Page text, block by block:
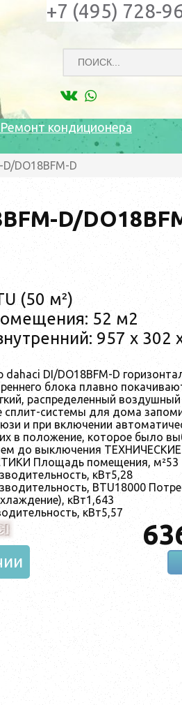
+7 (495) 728-
Ремонт кондиционера
DO18BFM-D
D/
(50 м²)
52 м2
957 x 302
dahaci DI/DO18BFM-D
блока плавно
распределенный
сплит-системы для дома
и при включении
в положение, которое было
до выключения ТЕХНИЧЕСКИЕ
Площадь помещения, м²53
кВт5,28
BTU18000
кВт1,643
кВт5,57